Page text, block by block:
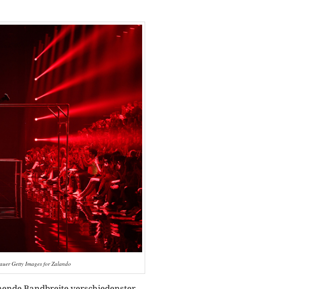
Getty Images for Zalando